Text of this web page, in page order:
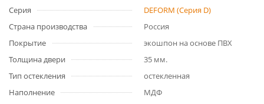
Серия
DEFORM (Серия D)
Страна производства
Россия
Покрытие
экошпон на основе ПВХ
Толщина двери
35 мм.
Тип остекления
остекленная
Наполнение
МДФ